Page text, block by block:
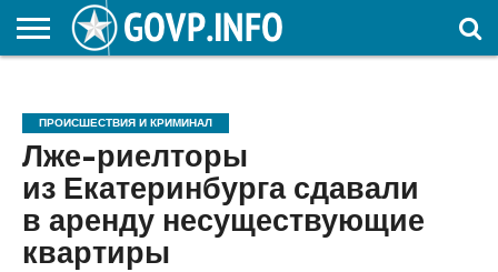
ОБРАЗОВАНИЕ
ПРОИСШЕСТВИЯ И КРИМИНАЛ
Лже-риелторы
из Екатеринбурга сдавали
в аренду несуществующие
квартиры